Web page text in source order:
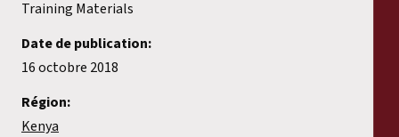
Training Materials
Date de publication:
16 octobre 2018
Région:
Kenya